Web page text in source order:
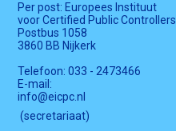
Per post: Europees Instituut
voor Certified Public Controllers
Postbus 1058
3860 BB Nijkerk
Telefoon: 033 - 2473466
E-mail:
info@eicpc.nl
(secretariaat)